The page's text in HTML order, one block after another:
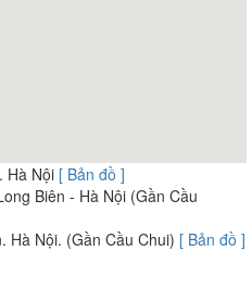
Hà Nội [ Bản đồ ]
Biên - Hà Nội (Gần Cầu
Hà Nội. (Gần Cầu Chui) [ Bản đồ ]